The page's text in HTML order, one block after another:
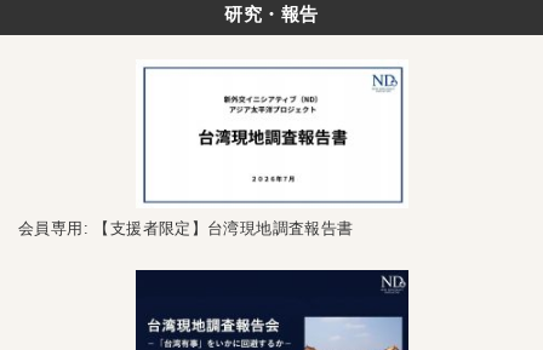
研究・報告
会員専用: 【支援者限定】台湾現地調査報告書